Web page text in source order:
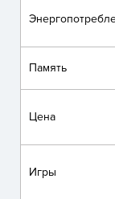
Память
Цена
Игры